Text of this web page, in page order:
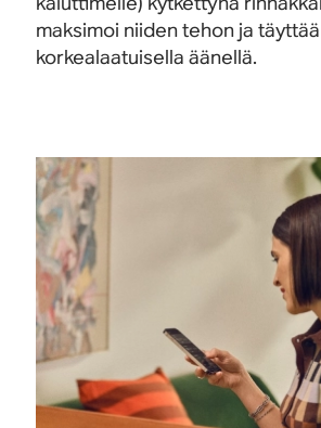
maksimoi niiden tehon ja
korkealaatuisella äänellä.